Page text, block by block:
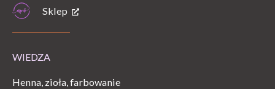
Sklep
WIEDZA
Henna, zioła, farbowanie